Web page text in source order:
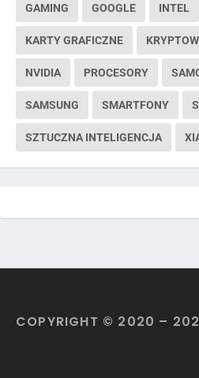
GAMING GOOGLE INTEL
KARTY GRAFICZNE
NVIDIA PROCESORY
SAMSUNG SMARTFONY
SZTUCZNA INTELIGENCJA
COPYRIGHT © 2020 –